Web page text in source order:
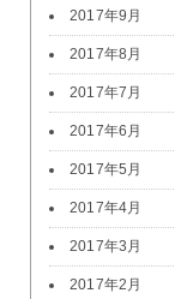
2017年9月
2017年8月
2017年7月
2017年6月
2017年5月
2017年4月
2017年3月
2017年2月